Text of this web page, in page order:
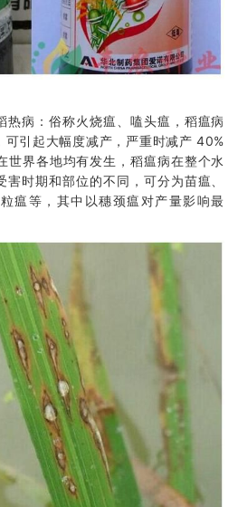
热病：俗称火烧瘟、嗑头瘟，稻瘟病
可引起大幅度减产，严重时减产 40%
世界各地均有发生，稻瘟病在整个水
时期和部位的不同，可分为苗瘟、
瘟等，其中以穗颈瘟对产量影响最